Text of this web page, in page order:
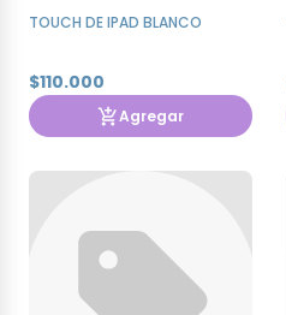
TOUCH DE IPAD BLANCO
$110.000
Agregar